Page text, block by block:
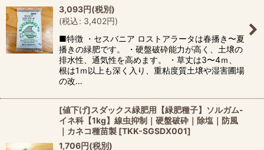
3,093円(税別)
(税込: 3,402円)
■特徴 ・セスバニア ロストアラータは春播き〜夏
播きの緑肥です。 ・硬盤破砕能力が高く、土壌の
排水性、通気性を高めます。 ・草丈は3〜4ｍ、
根は1ｍ以上も深く入り、重粘度質土壌や湿害圃場
の改…
[値下げ]スダックス緑肥用【緑肥種子】ソルガム-
イネ科【1kg】線虫抑制｜硬盤破砕｜除塩｜防風
｜カネコ種苗製 [TKK-SGSDX001]
1,706円(税別)